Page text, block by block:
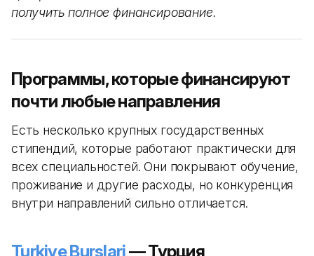
получить полное финансирование.
Программы, которые финансируют
почти любые направления
Есть несколько крупных государственных
стипендий, которые работают практически для
всех специальностей. Они покрывают обучение,
проживание и другие расходы, но конкуренция
внутри направлений сильно отличается.
Turkiye Burslari— Турция